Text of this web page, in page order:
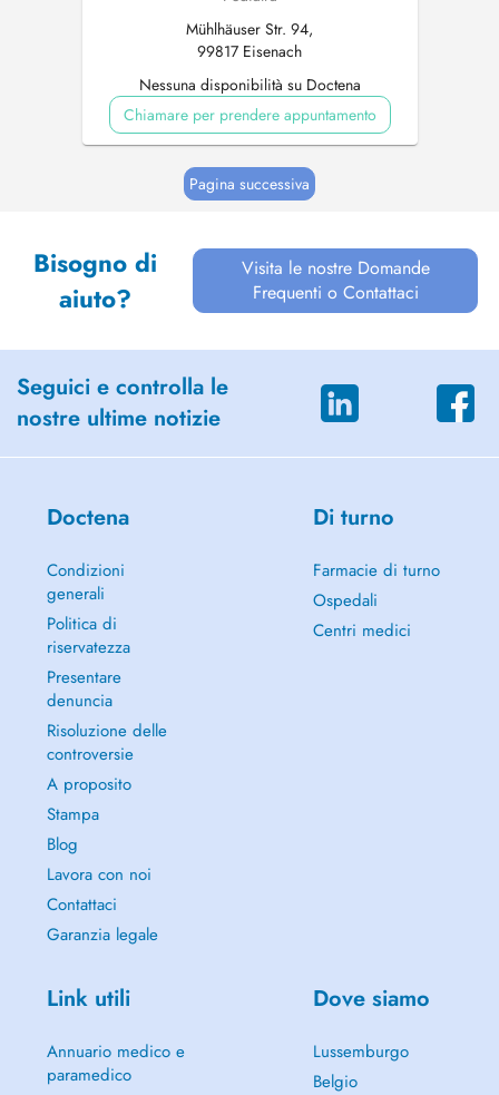
Mühlhäuser Str. 94,
99817 Eisenach
Nessuna disponibilità su Doctena
Chiamare per prendere appuntamento
Pagina successiva
Bisogno di
aiuto?
Visita le nostre Domande
Frequenti o Contattaci
Seguici e controlla le
nostre ultime notizie
Doctena
Condizioni
generali
Politica di
riservatezza
Presentare
denuncia
Risoluzione delle
controversie
A proposito
Stampa
Blog
Lavora con noi
Contattaci
Garanzia legale
Di turno
Farmacie di turno
Ospedali
Centri medici
Link utili
Annuario medico e
paramedico
Dove siamo
Lussemburgo
Belgio